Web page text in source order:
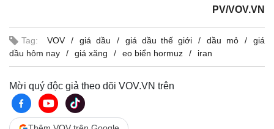
PV/VOV.VN
Tag: VOV giá dầu giá dầu thế giới dầu mỏ
giá
dầu hôm nay
giá xăng eo biển hormuz iran
Mời quý độc giả theo dõi VOV.VN trên